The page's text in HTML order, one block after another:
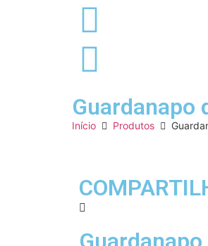
Guardanapo
Início Produtos